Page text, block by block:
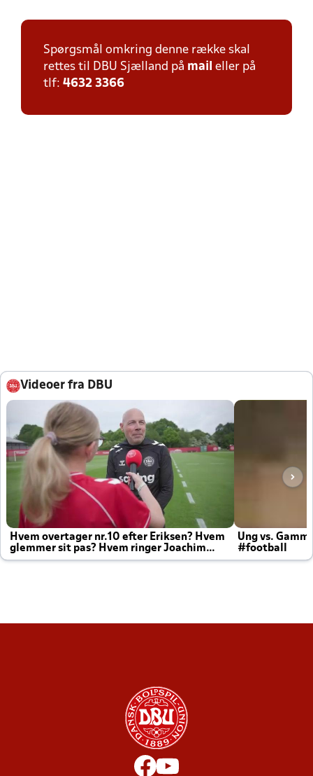
Spørgsmål omkring denne række skal
rettes til DBU Sjælland på mail eller på
tlf: 4632 3366
Videoer fra DBU
Hvem overtager nr.10 efter Eriksen? Hvem
glemmer sit pas? Hvem ringer Joachim
altid til efter kampe?
Ung vs.
#football